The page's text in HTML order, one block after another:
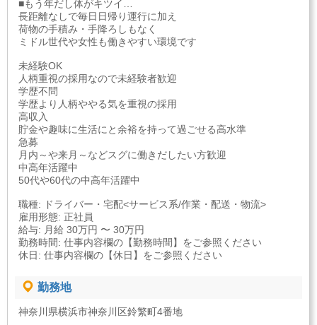
■もう年だし体がキツイ…
長距離なしで毎日日帰り運行に加え
荷物の手積み・手降ろしもなく
ミドル世代や女性も働きやすい環境です
未経験OK
人柄重視の採用なので未経験者歓迎
学歴不問
学歴より人柄ややる気を重視の採用
高収入
貯金や趣味に生活にと余裕を持って過ごせる高水準
急募
月内～や来月～などスグに働きだしたい方歓迎
中高年活躍中
50代や60代の中高年活躍中
職種: ドライバー・宅配<サービス系/作業・配送・物流>
雇用形態: 正社員
給与: 月給 30万円 〜 30万円
勤務時間: 仕事内容欄の【勤務時間】をご参照ください
休日: 仕事内容欄の【休日】をご参照ください
勤務地
神奈川県横浜市神奈川区鈴繁町4番地